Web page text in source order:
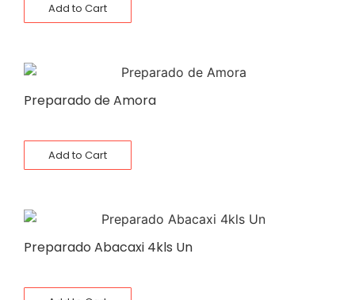
Add to Cart
Preparado de Amora
Add to Cart
Preparado Abacaxi 4kls Un